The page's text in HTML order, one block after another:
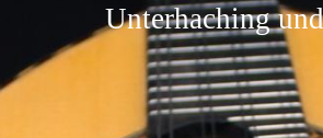
Unterhaching